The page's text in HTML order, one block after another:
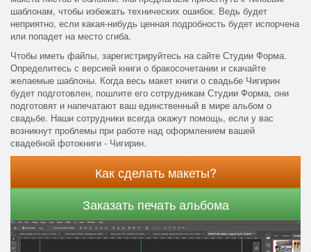
шаблонам, чтобы избежать технических ошибок. Ведь будет
неприятно, если какая-нибудь ценная подробность будет испорчена
или попадет на место сгиба.
Чтобы иметь файлы, зарегистрируйтесь на сайте Студии Форма.
Определитесь с версией книги о бракосочетании и скачайте
желаемые шаблоны. Когда весь макет книги о свадьбе Чигирин
будет подготовлен, пошлите его сотрудникам Студии Форма, они
подготовят и напечатают ваш единственный в мире альбом о
свадьбе. Наши сотрудники всегда окажут помощь, если у вас
возникнут проблемы при работе над оформлением вашей
свадебной фотокниги - Чигирин.
Как сделать макеты?
Заказать печать альбома